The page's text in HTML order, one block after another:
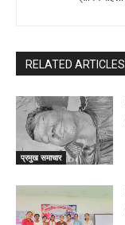
RELATED ARTICLES
प्रमुख समाचार